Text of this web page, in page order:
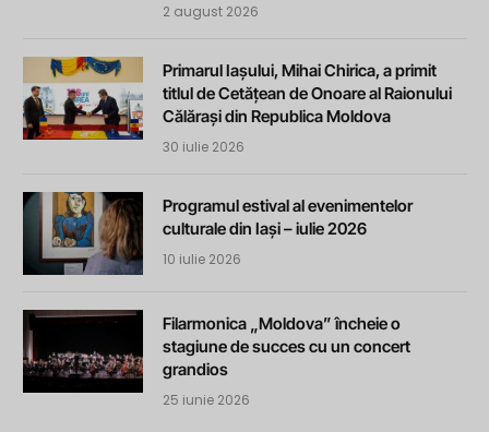
2 august 2026
Primarul Iașului, Mihai Chirica, a primit
titlul de Cetățean de Onoare al Raionului
Călărași din Republica Moldova
30 iulie 2026
Programul estival al evenimentelor
culturale din Iași – iulie 2026
10 iulie 2026
Filarmonica „Moldova” încheie o
stagiune de succes cu un concert
grandios
25 iunie 2026